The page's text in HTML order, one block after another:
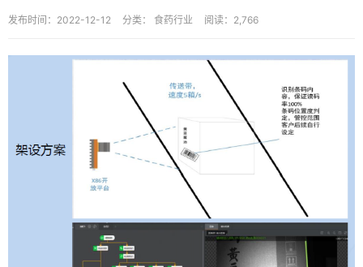
发布时间：2022-12-12 分类： 食药行业 阅读：2,766